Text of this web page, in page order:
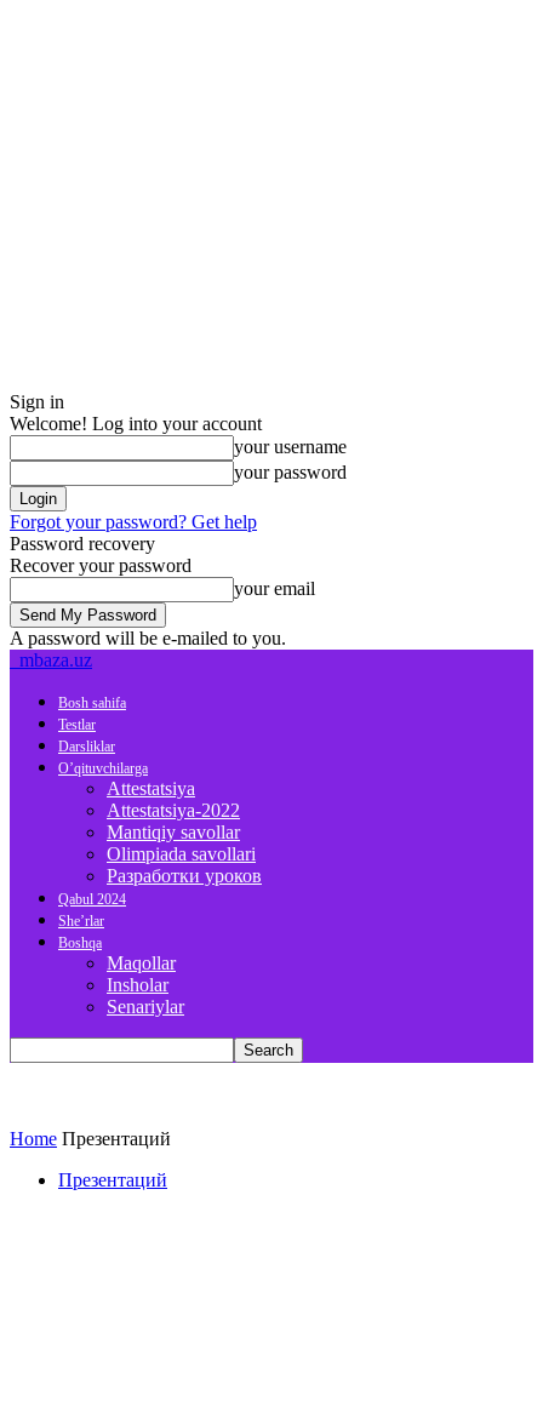
Sign in
Welcome! Log into your account
your username
your password
Forgot your password? Get help
Password recovery
Recover your password
your email
A password will be e-mailed to you.
mbaza.uz
Bosh sahifa
Testlar
Darsliklar
O’qituvchilarga
Attestatsiya
Attestatsiya-2022
Mantiqiy savollar
Olimpiada savollari
Разработки уроков
Qabul 2024
She’rlar
Boshqa
Maqollar
Insholar
Senariylar
Home Презентаций
Презентаций